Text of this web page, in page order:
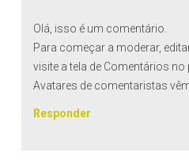
Olá, isso é um comentário.
Para começar a moderar,
visite a tela de Comentários no
Avatares de comentaristas
Responder